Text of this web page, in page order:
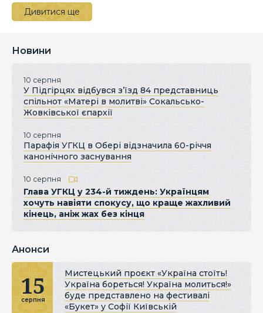
Дивитися ще
Новини
10 серпня
У Підгірцях відбувся з’їзд 84 представниць
спільнот «Матері в молитві» Сокальсько-
Жовківської єпархії
10 серпня
Парафія УГКЦ в Обері відзначила 60-річчя
канонічного заснування
10 серпня
Глава УГКЦ у 234-й тиждень: Українцям
хочуть навіяти спокусу, що краще жахливий
кінець, аніж жах без кінця
Анонси
15
серпня
Мистецький проєкт «Україна стоїть!
Україна бореться! Україна молиться!»
буде представлено на фестивалі
«Букет» у Софії Київській